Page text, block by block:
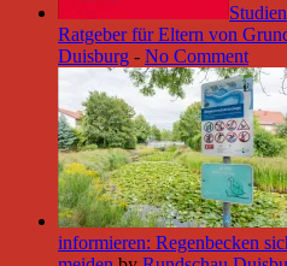
Ratgeber für Eltern von
Duisburg - No Comment
informieren: Regenbecken